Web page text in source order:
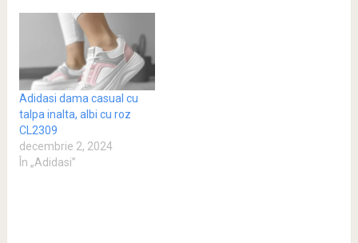
Adidasi dama casual cu
talpa inalta, albi cu roz
CL2309
decembrie 2, 2024
În „Adidasi”